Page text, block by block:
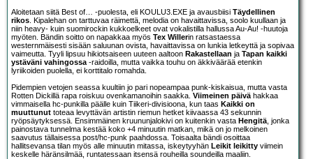
Aloitetaan siitä Best of… -puolesta, eli KOULU3.EXE ja avausbiisi Täydellinen
rikos . Kipalehan on tarttuvaa räimettä, melodia on havaittavissa, soolo kuullaan ja
niin heavy- kuin suomirockin kukkoelkeet ovat vokalistilla hallussa Au-Au! -huutoja
myöten. Bändin soitto on napakkaa myös Tex Willerin ratsastaessa
westernmäisesti sisään saluunan ovista, havaittavissa on lunkia letkeyttä ja sopivaa
vaimeutta. Tyyli lipsuu hikiotsaiseen uuteen aaltoon Rakastellaan ja Tapan kaikki
ystäväni vahingossa -raidoilla, mutta vaikka touhu on äkkiväärää etenkin
lyriikoiden puolella, ei korttitalo romahda.
Pidempien vetojen seassa kuultiin jo pari nopeampaa punk-kiskaisua, mutta vasta
Rotten Dickillä rapa roiskuu ovenkamanoihin saakka. Viimeinen päivä hakkaa
vimmaisella hc-punkilla päälle kuin Tiikeri-divisioona, kun taas Kaikki on
muuttunut toteaa levyttävän artistin riemun hetket kiivaassa 43 sekunnin
ryöpsäytyksessä. Ensimmäinen kruununjalokivi on kuitenkin vasta Hengitä , jonka
painostava tunnelma kestää koko +4 minuutin matkan, mikä on jo melkoinen
saavutus tällaisessa post/hc-punk paahdossa. Toisaalta bändi osoittaa
hallitsevansa tilan myös alle minuutin mitassa, iskeytyyhän Leikit leikitty viimein
keskelle häränsilmää, runtatessaan itsensä rouheilla soundeilla maaliin.